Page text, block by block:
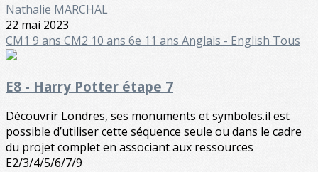
Nathalie MARCHAL
22 mai 2023
CM1 9 ans CM2 10 ans 6e 11 ans Anglais - English Tous
E8 - Harry Potter étape 7
Découvrir Londres, ses monuments et symboles.il est
possible d’utiliser cette séquence seule ou dans le cadre
du projet complet en associant aux ressources
E2/3/4/5/6/7/9